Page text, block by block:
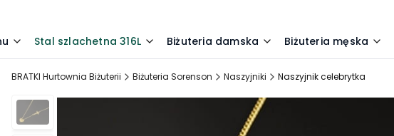
karcie)
karcie)karcie)
Stal szlachetna 316L Biżuteria damska Biżuteria męska
BRATKI Hurtownia Biżuterii Biżuteria Sorenson Naszyjniki Naszyjnik celebrytka